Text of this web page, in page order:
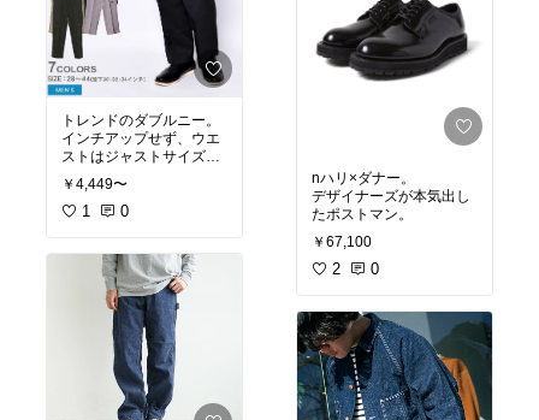
トレンドのダブルニー。
インチアップせず、ウエ
ストはジャストサイズ
で。
￥4,449〜
1 0
nハリ×ダナー。
デザイナーズが本気出し
たポストマン。
￥67,100
2 0